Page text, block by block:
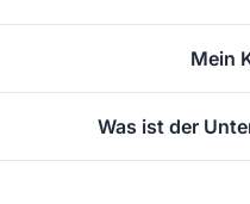
Mein
Was ist der